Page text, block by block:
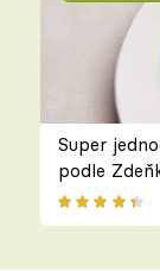
Super
podle